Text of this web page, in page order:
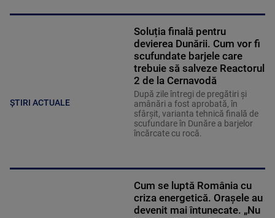
ȘTIRI ACTUALE
Soluția finală pentru
devierea Dunării. Cum vor fi
scufundate barjele care
trebuie să salveze Reactorul
2 de la Cernavodă
După zile întregi de pregătiri și
amânări a fost aprobată, în
sfârșit, varianta tehnică finală de
scufundare în Dunăre a barjelor
încărcate cu rocă.
Cum se luptă România cu
criza energetică. Orașele au
devenit mai întunecate. „Nu